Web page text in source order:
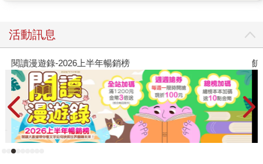
繼《同情者》之後的全新續集，《告白者》。 潛伏在南越將
軍身邊的雙面人，或者稱之為雙心人的軍官，在遭受昔日拜
把兄弟阿敏殘虐酷刑的再教育而身心受創，與血盟兄弟阿邦
一同經歷了難民營的苦痛後來到了巴黎。 一方面，有著法國
父親的主角，吃力地想融入法國文化，在越南已是「雜種」
的他，即便到了法國仍被視為異類，因此發現其殖民母國巴
黎是個既迷人又惱人的地方。因此他決心要努力走出過去的
陰霾，建立穩固的未來，而選擇的方式卻是資本主義最純粹
的形式：販毒。 然而，主角所建立的新生活潛藏著未曾預見
活動訊息
閱讀漫遊錄-2026上半年暢銷榜 飢